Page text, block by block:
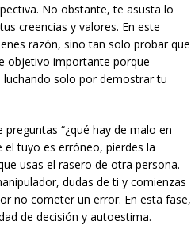
No obstante, te asusta lo
creencias y valores. En este
razón, sino tan solo probar que
objetivo importante porque
solo por demostrar tu
“¿qué hay de malo en
el tuyo es erróneo, pierdes la
usas el rasero de otra persona.
dudas de ti y comienzas
no cometer un error. En esta fase,
de decisión y autoestima.